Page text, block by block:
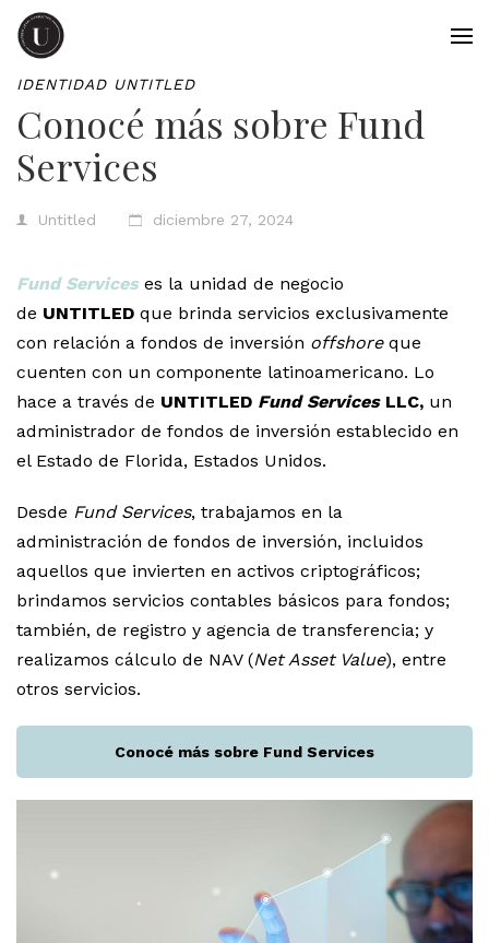
IDENTIDAD UNTITLED
Conocé más sobre Fund
Services
Untitled diciembre 27, 2024
Fund Serviceses la unidad de negocio
de UNTITLED que brinda servicios exclusivamente
con relación a fondos de inversión offshore que
cuenten con un componente latinoamericano. Lo
hace a través de UNTITLED Fund ServicesLLC, un
administrador de fondos de inversión establecido en
el Estado de Florida, Estados Unidos.
Desde Fund Services, trabajamos en la
administración de fondos de inversión, incluidos
aquellos que invierten en activos criptográficos;
brindamos servicios contables básicos para fondos;
también, de registro y agencia de transferencia; y
realizamos cálculo de NAV (Net Asset Value), entre
otros servicios.
Conocé más sobre Fund Services